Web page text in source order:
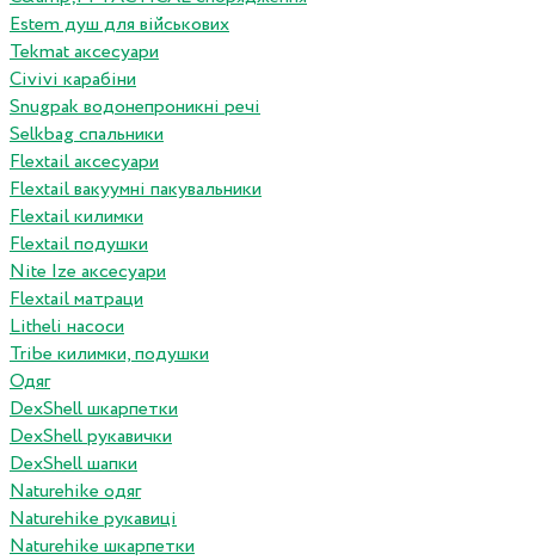
Estem душ для військових
Tekmat аксесуари
Сivivi карабіни
Snugpak водонепроникні речі
Selkbag спальники
Flextail аксесуари
Flextail вакуумні пакувальники
Flextail килимки
Flextail подушки
Nite Ize аксесуари
Flextail матраци
Litheli насоси
Tribe килимки, подушки
Одяг
DexShell шкарпетки
DexShell рукавички
DexShell шапки
Naturehike одяг
Naturehike рукавиці
Naturehike шкарпетки